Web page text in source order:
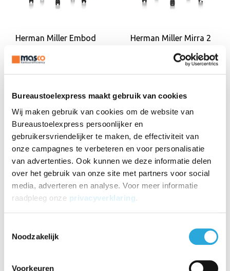
Bureaustoelexpress maakt gebruik van cookies
Wij maken gebruik van cookies om de website van
Bureaustoelexpress persoonlijker en
gebruikersvriendelijker te maken, de effectiviteit van
onze campagnes te verbeteren en voor personalisatie
van advertenties. Ook kunnen we deze informatie delen
over het gebruik van onze site met partners voor social
media, adverteren en analyse. Voor meer informatie
raadpleeg onze privacyverklaring.
Noodzakelijk
Voorkeuren
Herman Miller Embod
€3.152,05
€2.050,95 Incl. BTW
Herman Miller Mirra 2
€1.082,95 Incl. BTW
Herman Miller Mirra 2